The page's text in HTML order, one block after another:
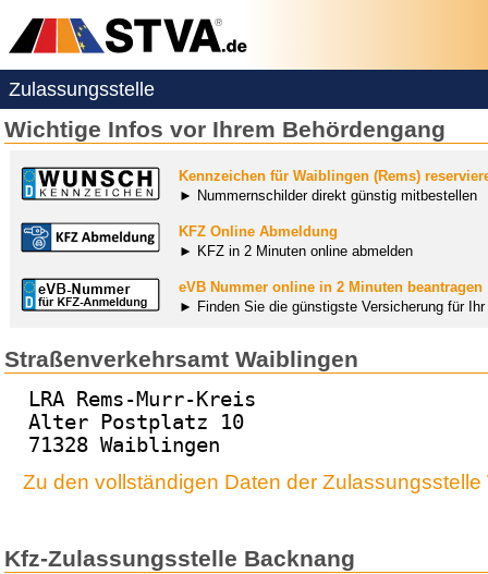
Zulassungsstelle
Wichtige Infos vor Ihrem Behördengang
Kennzeichen für Waiblingen (Rems)
► Nummernschilder direkt günstig mitbestellen
KFZ Online Abmeldung
► KFZ in 2 Minuten online abmelden
eVB Nummer online in 2 Minuten beantragen
► Finden Sie die günstigste Versicherung für
Straßenverkehrsamt Waiblingen
LRA Rems-Murr-Kreis
Alter Postplatz 10
71328 Waiblingen
Zu den vollständigen Daten der Zulassungsstelle
Kfz-Zulassungsstelle Backnang